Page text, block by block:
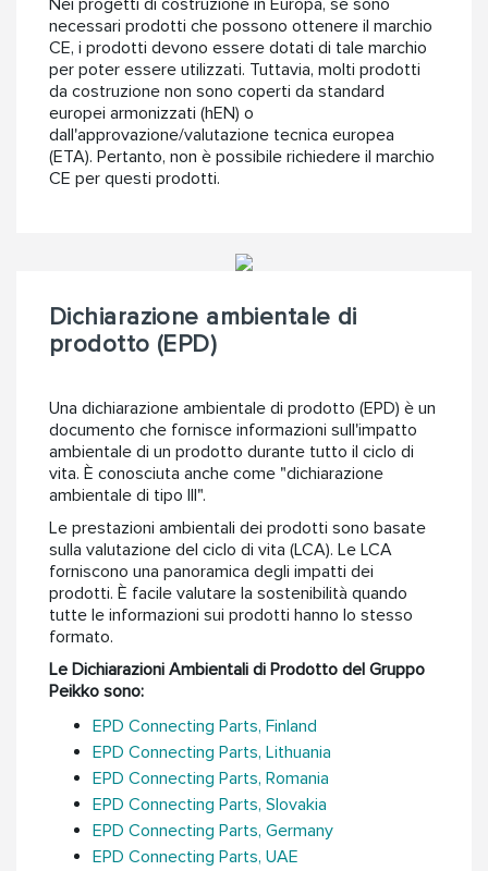
necessari prodotti che possono ottenere il marchio
CE, i prodotti devono essere dotati di tale marchio
per poter essere utilizzati. Tuttavia, molti prodotti
da costruzione non sono coperti da standard
europei armonizzati (hEN) o
dall'approvazione/valutazione tecnica europea
(ETA). Pertanto, non è possibile richiedere il marchio
CE per questi prodotti.
Dichiarazione ambientale di
prodotto (EPD)
Una dichiarazione ambientale di prodotto (EPD) è un
documento che fornisce informazioni sull'impatto
ambientale di un prodotto durante tutto il ciclo di
vita. È conosciuta anche come "dichiarazione
ambientale di tipo III".
Le prestazioni ambientali dei prodotti sono basate
sulla valutazione del ciclo di vita (LCA). Le LCA
forniscono una panoramica degli impatti dei
prodotti. È facile valutare la sostenibilità quando
tutte le informazioni sui prodotti hanno lo stesso
formato.
Le Dichiarazioni Ambientali di Prodotto del Gruppo
Peikko sono:
EPD Connecting Parts, Finland
EPD Connecting Parts, Lithuania
EPD Connecting Parts, Romania
EPD Connecting Parts, Slovakia
EPD Connecting Parts, Germany
EPD Connecting Parts, UAE